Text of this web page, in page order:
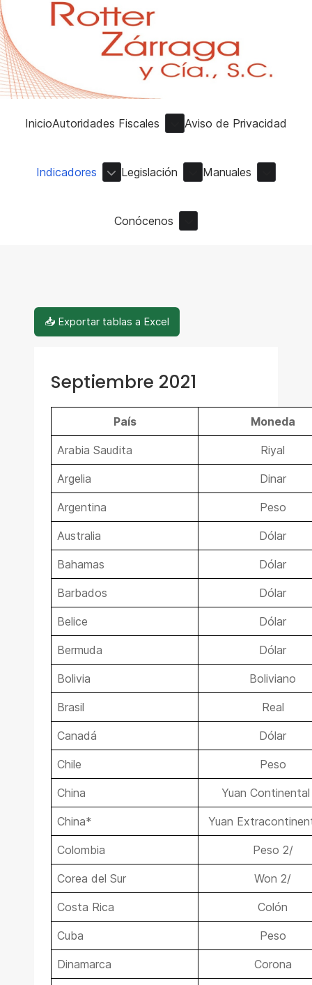
InicioAutoridades Fiscales Aviso de Privacidad
Indicadores Legislación Manuales
Conócenos
📥 Exportar tablas a Excel
Septiembre 2021
País Moneda
Arabia Saudita Riyal
Argelia Dinar
Argentina Peso
Australia Dólar
Bahamas Dólar
Barbados Dólar
Belice Dólar
Bermuda Dólar
Bolivia Boliviano
Brasil Real
Canadá Dólar
Chile Peso
China Yuan
China* Yuan
Colombia Peso 2/
Corea del Sur Won 2/
Costa Rica Colón
Cuba Peso
Dinamarca Corona